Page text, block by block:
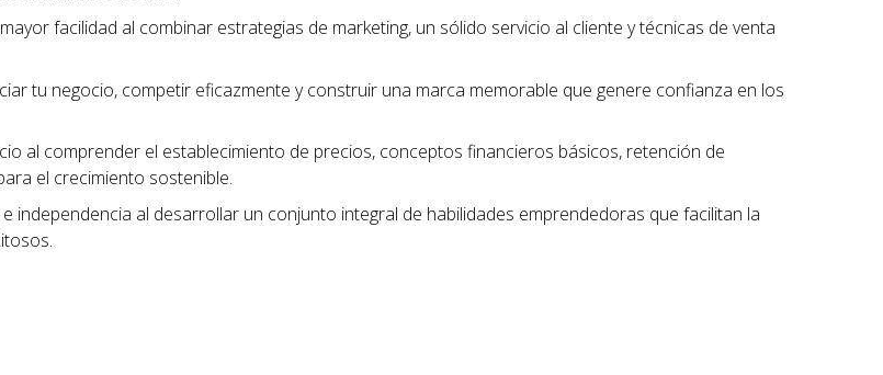
facilidad al combinar estrategias de marketing, un sólido servicio al cliente y técnicas de venta
tu negocio, competir eficazmente y construir una marca memorable que genere confianza en los
al comprender el establecimiento de precios, conceptos financieros básicos, retención de
el crecimiento sostenible.
independencia al desarrollar un conjunto integral de habilidades emprendedoras que facilitan la